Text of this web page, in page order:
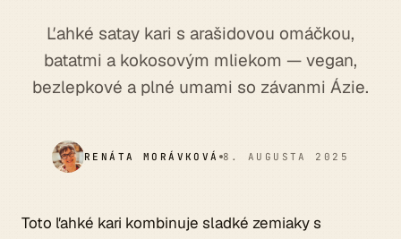
Ľahké satay kari s arašidovou omáčkou,
batatmi a kokosovým mliekom — vegan,
bezlepkové a plné umami so závanmi Ázie.
RENÁTA MORÁVKOVÁ 8. AUGUSTA 2025
Toto ľahké kari kombinuje sladké zemiaky s